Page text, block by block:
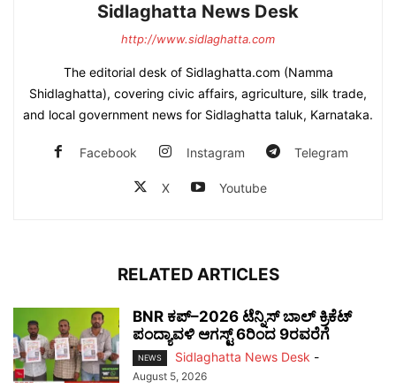
Sidlaghatta News Desk
http://www.sidlaghatta.com
The editorial desk of Sidlaghatta.com (Namma
Shidlaghatta), covering civic affairs, agriculture, silk trade,
and local government news for Sidlaghatta taluk, Karnataka.
Facebook Instagram Telegram
X Youtube
RELATED ARTICLES
BNR ಕಪ್–2026 ಟೆನ್ನಿಸ್ ಬಾಲ್ ಕ್ರಿಕೆಟ್
ಪಂದ್ಯಾವಳಿ ಆಗಸ್ಟ್ 6ರಿಂದ 9ರವರೆಗೆ
NEWS Sidlaghatta News Desk -
August 5, 2026